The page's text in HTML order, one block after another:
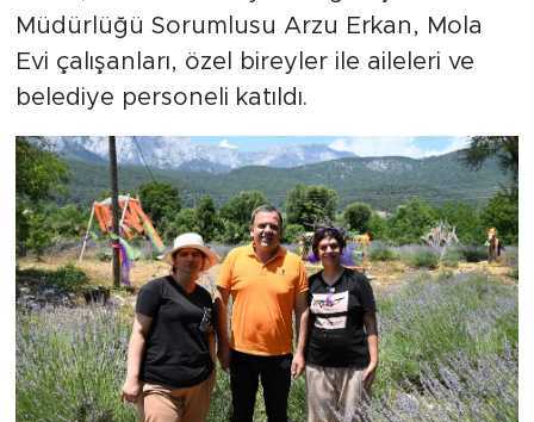
Müdürlüğü Sorumlusu Arzu Erkan, Mola
Evi çalışanları, özel bireyler ile aileleri ve
belediye personeli katıldı.